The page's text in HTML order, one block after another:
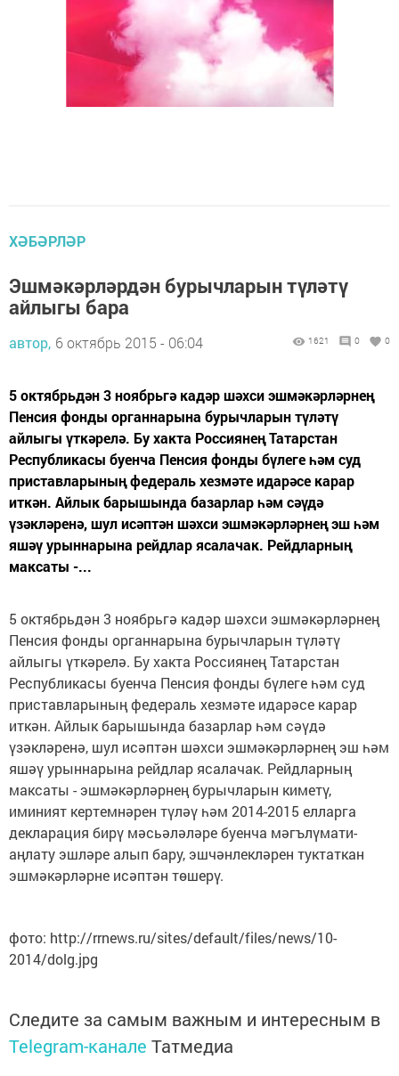
ХӘБӘРЛӘР
Эшмәкәрләрдән бурычларын түләтү
айлыгы бара
автор, 6 октябрь 2015 - 06:04 1621 0 0
5 октябрьдән 3 ноябрьгә кадәр шәхси эшмәкәрләрнең
Пенсия фонды органнарына бурычларын түләтү
айлыгы үткәрелә. Бу хакта Россиянең Татарстан
Республикасы буенча Пенсия фонды бүлеге һәм суд
приставларының федераль хезмәте идарәсе карар
иткән. Айлык барышында базарлар һәм сәүдә
үзәкләренә, шул исәптән шәхси эшмәкәрләрнең эш һәм
яшәү урыннарына рейдлар ясалачак. Рейдларның
максаты -...
5 октябрьдән 3 ноябрьгә кадәр шәхси эшмәкәрләрнең
Пенсия фонды органнарына бурычларын түләтү
айлыгы үткәрелә. Бу хакта Россиянең Татарстан
Республикасы буенча Пенсия фонды бүлеге һәм суд
приставларының федераль хезмәте идарәсе карар
иткән. Айлык барышында базарлар һәм сәүдә
үзәкләренә, шул исәптән шәхси эшмәкәрләрнең эш һәм
яшәү урыннарына рейдлар ясалачак. Рейдларның
максаты - эшмәкәрләрнең бурычларын киметү,
иминият кертемнәрен түләү һәм 2014-2015 елларга
декларация бирү мәсьәләләре буенча мәгълүмати-
аңлату эшләре алып бару, эшчәнлекләрен туктаткан
эшмәкәрләрне исәптән төшерү.
фото: http://rrnews.ru/sites/default/files/news/10-
2014/dolg.jpg
Следите за самым важным и интересным в
Telegram-канале Татмедиа